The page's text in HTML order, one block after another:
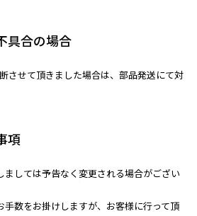
具合の場合
させて頂きました場合は、部品発送にて対
項
ましては予告なく変更される場合がござい
手数をお掛けしますが、お客様に行って頂